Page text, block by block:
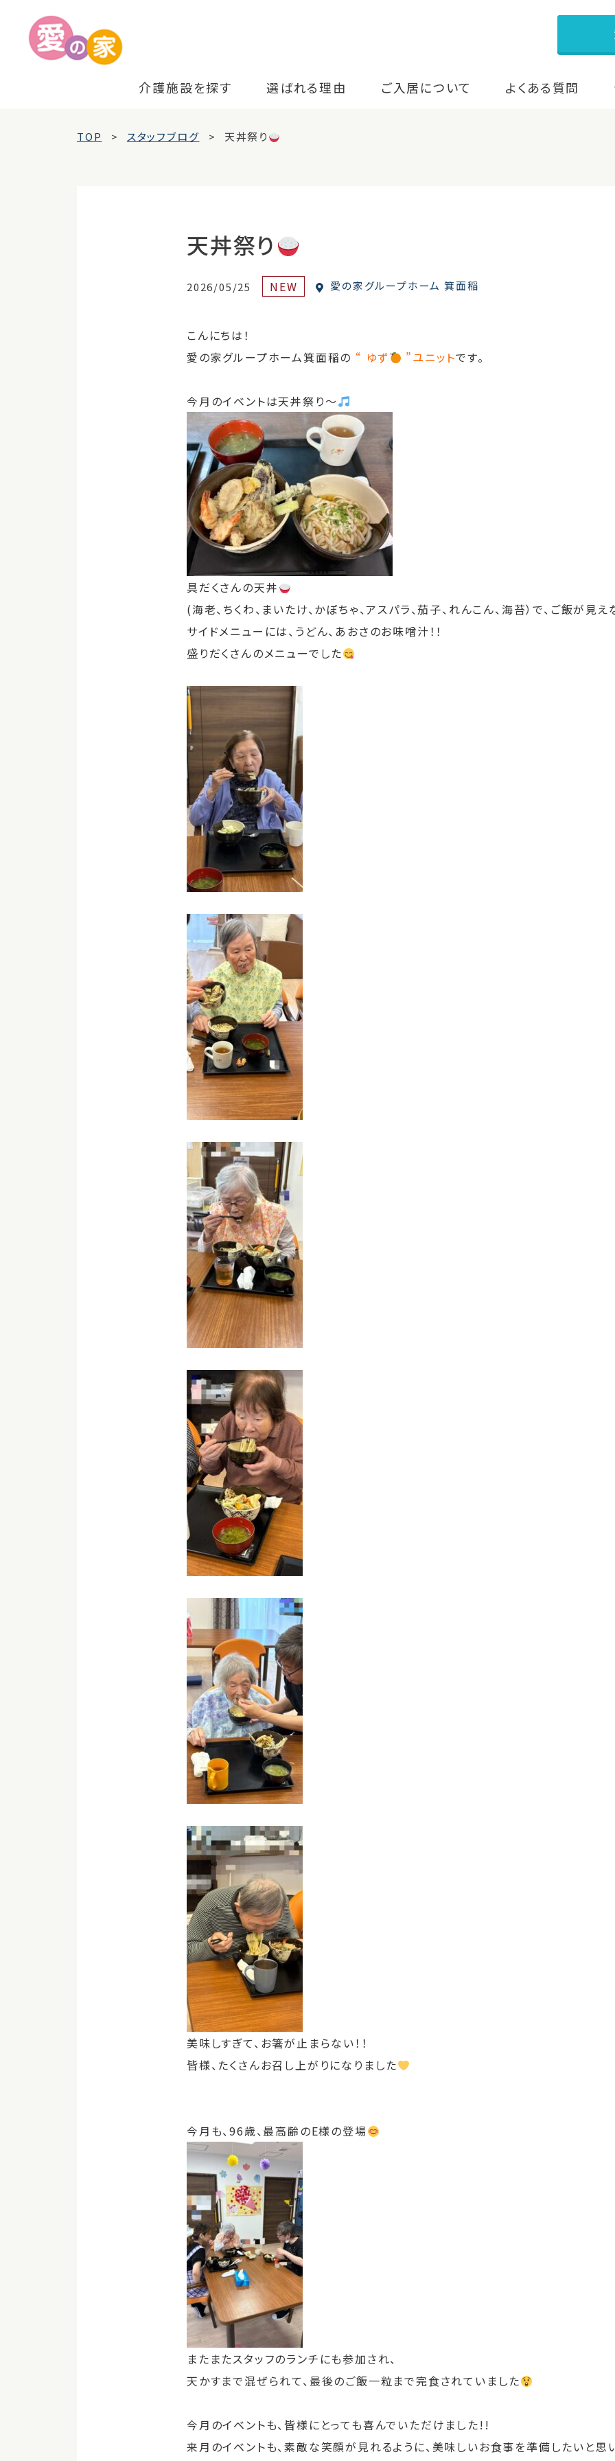
介護施設を探す 選ばれる理由 ご入居について よくある質問
TOP スタッフブログ 天丼祭り
天丼祭り
2026/05/25 NEW 愛の家グループホーム 箕面稲
こんにちは！
愛の家グループホーム箕面稲の “ ゆず ”ユニットです。
今月のイベントは天丼祭り～
具だくさんの天丼
(海老、ちくわ、まいたけ、かぼちゃ、アスパラ、茄子、れんこん、海苔）で、ご飯が見え
サイドメニューには、うどん、あおさのお味噌汁！！
盛りだくさんのメニューでした
美味しすぎて、お箸が止まらない！！
皆様、たくさんお召し上がりになりました
今月も、96歳、最高齢のE様の登場
またまたスタッフのランチにも参加され、
天かすまで混ぜられて、最後のご飯一粒まで完食されていました
今月のイベントも、皆様にとっても喜んでいただけました!!
来月のイベントも、素敵な笑顔が見れるように、美味しいお食事を準備したいと思